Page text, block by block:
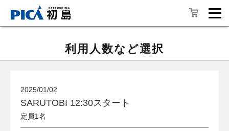
利用人数など選択
2025/01/02
SARUTOBI 12:30スタート
定員1名